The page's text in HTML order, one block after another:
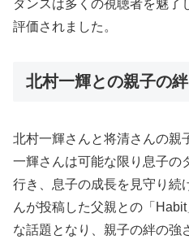
ダンスは多くの視聴者を魅了
評価されました。
北村一輝との親子の
北村一輝さんと将清さんの親
一輝さんは可能な限り息子の
行き、息子の成長を見守り続
んが投稿した父親との「
な話題となり、親子の絆の強